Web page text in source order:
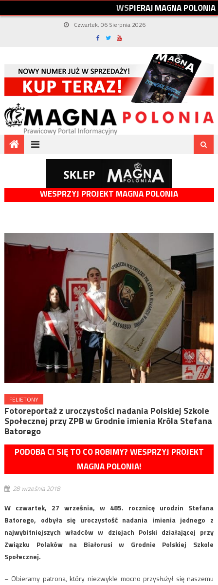
WSPIERAJMAGNAPOLONIA
Czwartek, 06 Sierpnia 2026
WESPRZYJ PROJEKT MAGNA POLONIA
FELIETONY
Fotoreportaż z uroczystości nadania Polskiej Szkole
Społecznej przy ZPB w Grodnie imienia Króla Stefana
Batorego
PODOBA CI SIĘ TO CO ROBIMY? WESPRZYJ PROJEKT
MAGNA POLONIA!
28 września 2018
W czwartek, 27 września, w 485. rocznicę urodzin Stefana
Batorego, odbyła się uroczystość nadania imienia jednego z
najwybitniejszych władców w dziejach Polski działającej przy
Związku Polaków na Białorusi w Grodnie Polskiej Szkole
Społecznej.
– Obieramy patrona, który niezwykle mocno przysłużył się naszemu